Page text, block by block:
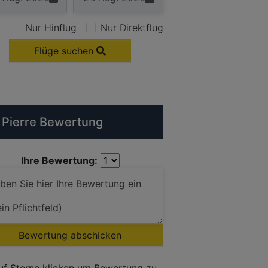
Nur Hinflug
Nur Direktflug
Flüge suchen
Bewertung
Ihre Bewertung:
Bewertung abschicken